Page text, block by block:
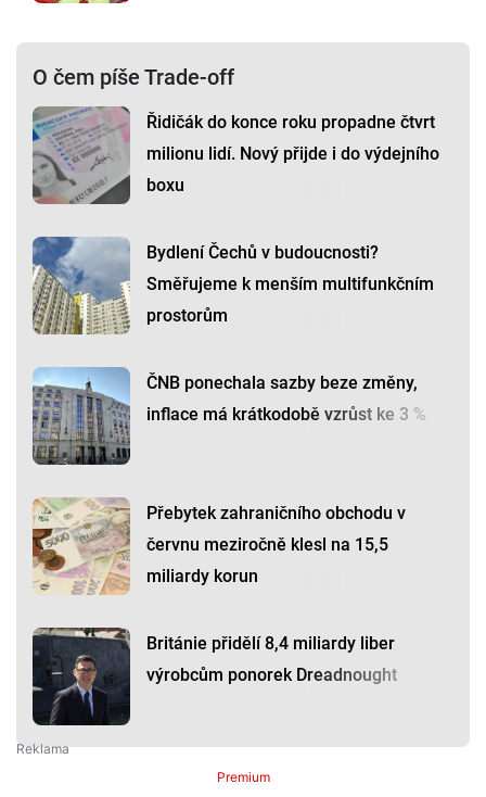
O čem píše Trade-off
Řidičák do konce roku propadne čtvrt
milionu lidí. Nový přijde i do výdejního
boxu
Bydlení Čechů v budoucnosti?
Směřujeme k menším multifunkčním
prostorům
ČNB ponechala sazby beze změny,
inflace má krátkodobě vzrůst ke 3 %
Přebytek zahraničního obchodu v
červnu meziročně klesl na 15,5
miliardy korun
Británie přidělí 8,4 miliardy liber
výrobcům ponorek Dreadnought
Premium